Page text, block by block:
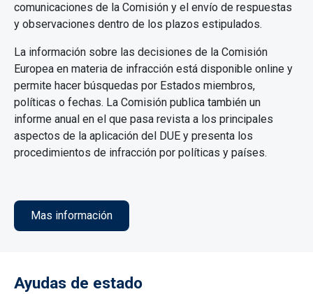
comunicaciones de la Comisión y el envío de respuestas
y observaciones dentro de los plazos estipulados.
La información sobre las decisiones de la Comisión
Europea en materia de infracción está disponible online y
permite hacer búsquedas por Estados miembros,
políticas o fechas. La Comisión publica también un
informe anual en el que pasa revista a los principales
aspectos de la aplicación del DUE y presenta los
procedimientos de infracción por políticas y países.
Mas información
Ayudas de estado